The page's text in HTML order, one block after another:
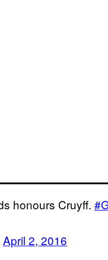
honours Cruyff.
April 2, 2016